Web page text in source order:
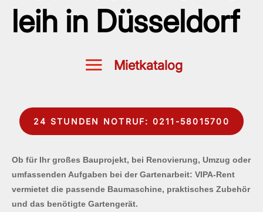
leih in Düsseldorf
24 STUNDEN NOTRUF: 0211-58015700
Ob für Ihr großes Bauprojekt, bei Renovierung, Umzug oder
umfassenden Aufgaben bei der Gartenarbeit: VIPA-Rent
vermietet die passende Baumaschine, praktisches Zubehör
und das benötigte Gartengerät.